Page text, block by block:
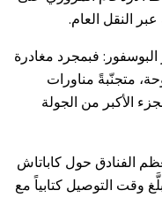
النقل العام.
فبمجرد مغادرة
متجنّبةً مناورات
الأكبر من الجولة
الفنادق حول كاباتاش
وقت التوصيل كتابياً مع